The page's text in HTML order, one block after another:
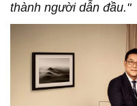
thành người dẫn đầu."